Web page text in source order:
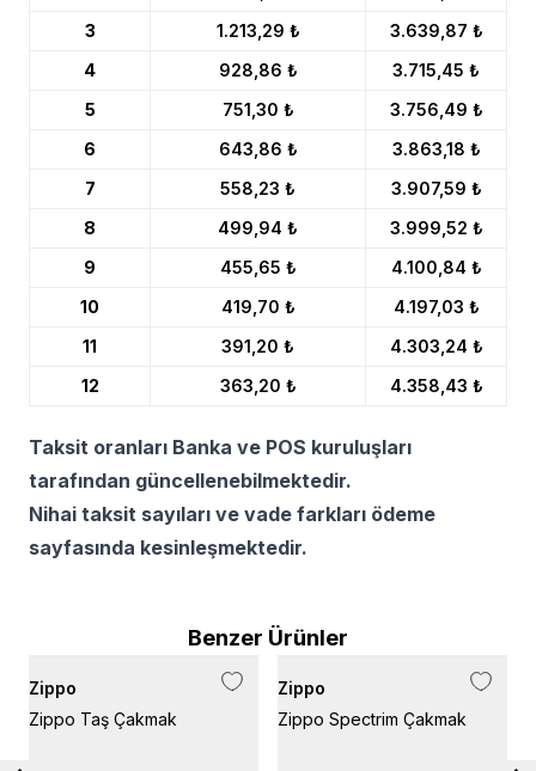
3
1.213,29 ₺
3.639,87 ₺
4
928,86 ₺
3.715,45 ₺
5
751,30 ₺
3.756,49 ₺
6
643,86 ₺
3.863,18 ₺
7
558,23 ₺
3.907,59 ₺
8
499,94 ₺
3.999,52 ₺
9
455,65 ₺
4.100,84 ₺
10
419,70 ₺
4.197,03 ₺
11
391,20 ₺
4.303,24 ₺
12
363,20 ₺ 4.358,43 ₺
Taksit oranları Banka ve POS kuruluşları
tarafından güncellenebilmektedir.
Nihai taksit sayıları ve vade farkları ödeme
sayfasında kesinleşmektedir.
Benzer Ürünler
Zippo
Zippo Taş Çakmak
Zippo
Zippo Spectrim Çakmak